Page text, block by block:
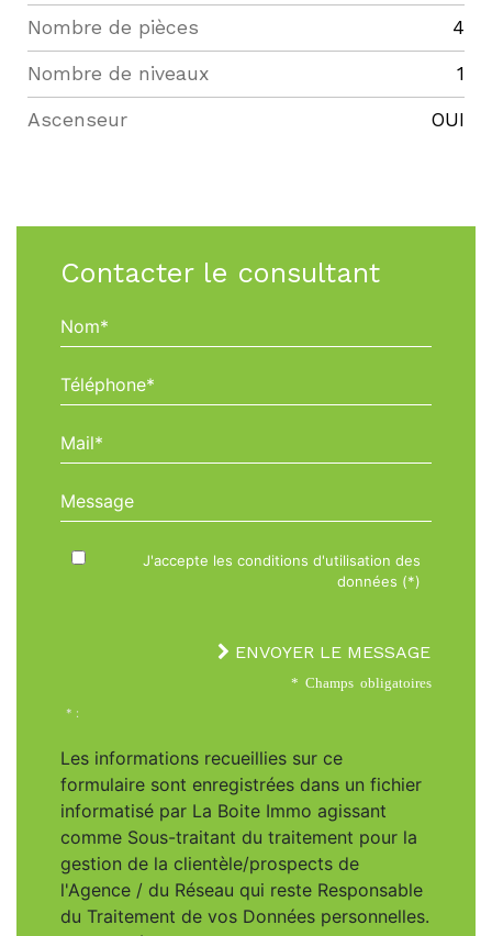
Nombre de pièces 4
Nombre de niveaux 1
Ascenseur OUI
Contacter le consultant
Nom*
Téléphone*
Mail*
Message
J'accepte les conditions d'utilisation des
données (*)
ENVOYER LE MESSAGE
* Champs obligatoires
* :
Les informations recueillies sur ce
formulaire sont enregistrées dans un fichier
informatisé par La Boite Immo agissant
comme Sous-traitant du traitement pour la
gestion de la clientèle/prospects de
l'Agence / du Réseau qui reste Responsable
du Traitement de vos Données personnelles.